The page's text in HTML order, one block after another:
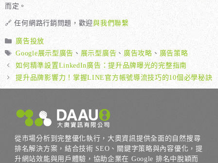
而定。
🔗 任何網路行銷問題，歡迎與我們聯繫
分
類
廣告投放
標
籤
Google展示型廣告 、 展示型廣告、 廣告攻略 、 廣告策略
如何精準設置LinkedIn廣告：提升品牌曝光的完整指南
提升品牌影響力！掌握LINE官方帳號導流技巧的10個必學秘訣
從市場分析到完整優化執行，大奧資訊提供全面的自然搜尋
排名解決方案，結合技術 SEO、關鍵字策略與內容優化，提
升網站效能與用戶體驗，協助企業在 Google 排名中脫穎而